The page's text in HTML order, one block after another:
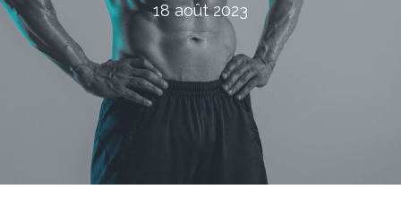
18 août 2023